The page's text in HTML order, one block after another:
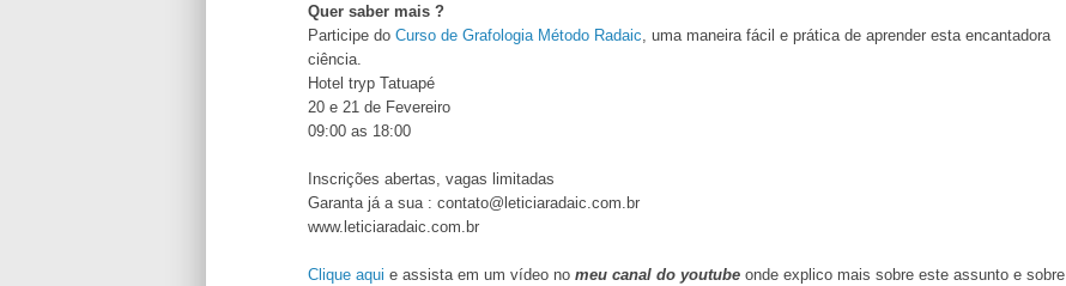
Quer saber mais ?
Participe do Curso de Grafologia Método Radaic, uma maneira fácil e prática de aprender esta encantadora
ciência.
Hotel tryp Tatuapé
20 e 21 de Fevereiro
09:00 as 18:00
Inscrições abertas, vagas limitadas
Garanta já a sua : contato@leticiaradaic.com.br
www.leticiaradaic.com.br
Clique aqui e assista em um vídeo no meu canal do youtube onde explico mais sobre este assunto e sobre